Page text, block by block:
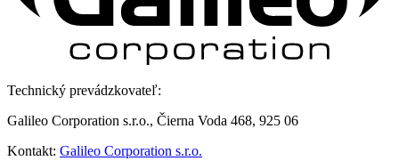
Technický prevádzkovateľ:
Galileo Corporation s.r.o., Čierna Voda 468, 925 06
Kontakt: Galileo Corporation s.r.o.